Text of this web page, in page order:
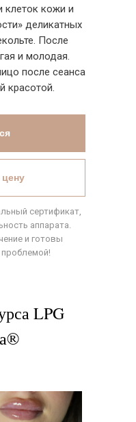
клеток кожи и
деликатных
После
и молодая.
после сеанса
красотой.
сертификат,
аппарата.
и готовы
LPG